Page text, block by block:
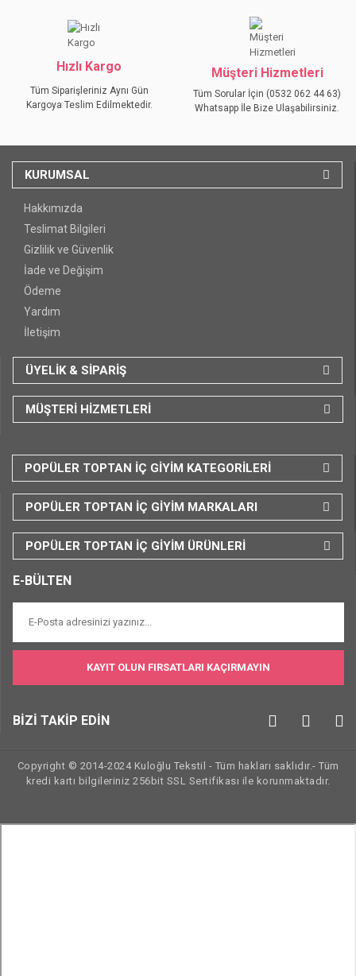
Hızlı Kargo
Tüm Siparişleriniz Aynı Gün
Kargoya Teslim Edilmektedir.
Müşteri Hizmetleri
Tüm Sorular İçin (0532 062 44 63)
Whatsapp İle Bize Ulaşabilirsiniz.
KURUMSAL
Hakkımızda
Teslimat Bilgileri
Gizlilik ve Güvenlik
İade ve Değişim
Ödeme
Yardım
İletişim
ÜYELİK & SİPARİŞ
MÜŞTERİ HİZMETLERİ
POPÜLER TOPTAN İÇ GİYİM KATEGORİLERİ
POPÜLER TOPTAN İÇ GİYİM MARKALARI
POPÜLER TOPTAN İÇ GİYİM ÜRÜNLERİ
E-BÜLTEN
KAYIT OLUN FIRSATLARI KAÇIRMAYIN
BİZİ TAKİP EDİN
Copyright © 2014-2024 Kuloğlu Tekstil - Tüm hakları saklıdır.- Tüm
kredi kartı bilgileriniz 256bit SSL Sertifikası ile korunmaktadır.